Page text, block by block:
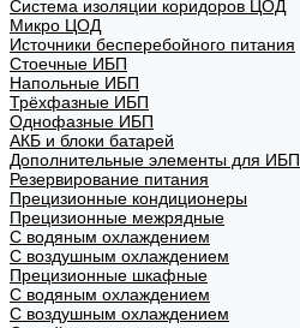
Система изоляции коридоров ЦОД
Микро ЦОД
Источники бесперебойного питания
Стоечные ИБП
Напольные ИБП
Трёхфазные ИБП
Однофазные ИБП
АКБ и блоки батарей
Дополнительные элементы для ИБП
Резервирование питания
Прецизионные кондиционеры
Прецизионные межрядные
С водяным охлаждением
С воздушным охлаждением
Прецизионные шкафные
С водяным охлаждением
С воздушным охлаждением